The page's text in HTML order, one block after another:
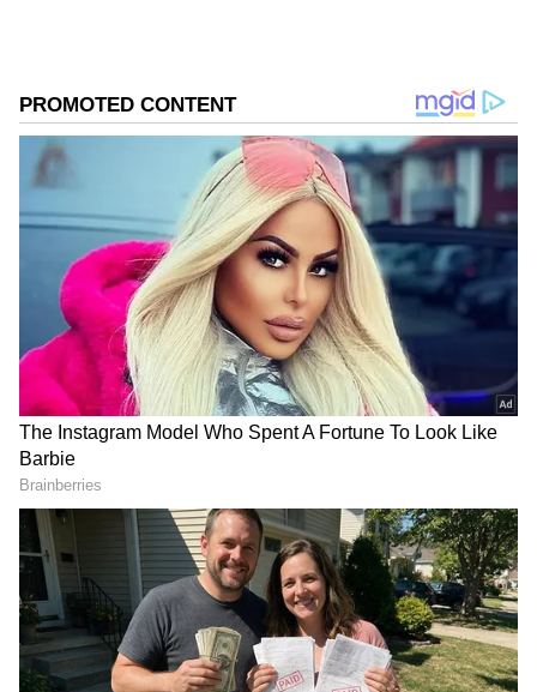
ಸಮಗ್ರ ಸುದ್ದಿ ಮೂಲವನ್ನಾಗಿ asianet suvarna news ಅನ್ನು
ಆಯ್ಕೆ ಮಾಡಿಕೊಳ್ಳಿ
2
4